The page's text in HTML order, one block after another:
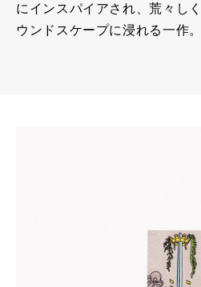
にインスパイアされ、荒々し
ウンドスケープに浸れる一作。